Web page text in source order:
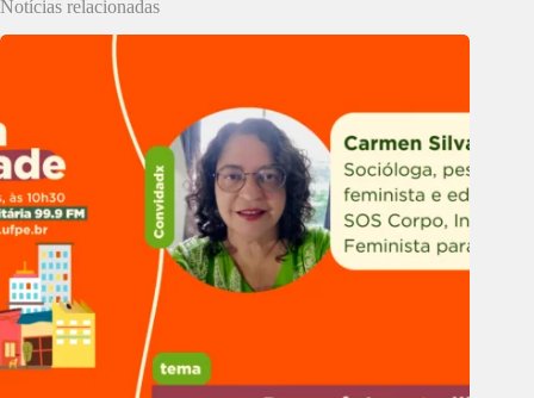
Notícias relacionadas